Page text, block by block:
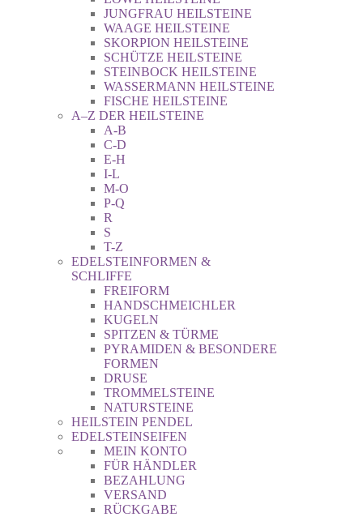
JUNGFRAU HEILSTEINE
WAAGE HEILSTEINE
SKORPION HEILSTEINE
SCHÜTZE HEILSTEINE
STEINBOCK HEILSTEINE
WASSERMANN HEILSTEINE
FISCHE HEILSTEINE
A–Z DER HEILSTEINE
A-B
C-D
E-H
I-L
M-O
P-Q
R
S
T-Z
EDELSTEINFORMEN &
SCHLIFFE
FREIFORM
HANDSCHMEICHLER
KUGELN
SPITZEN & TÜRME
PYRAMIDEN & BESONDERE
FORMEN
DRUSE
TROMMELSTEINE
NATURSTEINE
HEILSTEIN PENDEL
EDELSTEINSEIFEN
MEIN KONTO
FÜR HÄNDLER
BEZAHLUNG
VERSAND
RÜCKGABE